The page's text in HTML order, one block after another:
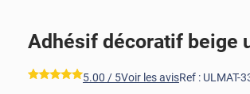
Adhésif décoratif beige
*****
5.00 / 5Voir les avisRef : ULMAT-